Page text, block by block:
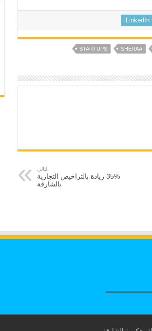
LinkedIn
SHERAA
STARTUPS
التالي
35% زيادة بالتراخيص التجارية
بالشارقة